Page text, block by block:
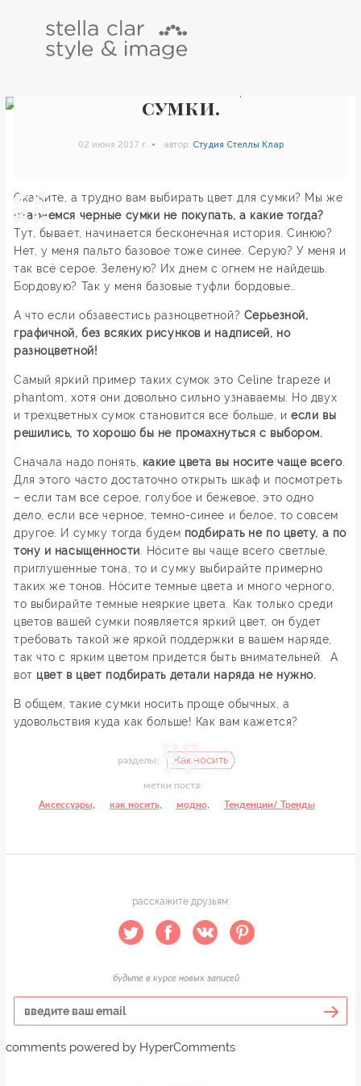
сумки.
02 июня 2017 г. автор: Студия Стеллы Клар
Скажите, а трудно вам выбирать цвет для сумки? Мы же
стараемся черные сумки не покупать, а какие тогда?
Тут, бывает, начинается бесконечная история. Синюю?
Нет, у меня пальто базовое тоже синее. Серую? У меня и
так всё серое. Зеленую? Их днем с огнем не найдешь.
Бордовую? Так у меня базовые туфли бордовые…
А что если обзавестись разноцветной? Серьезной,
графичной, без всяких рисунков и надписей, но
разноцветной!
Самый яркий пример таких сумок это Celine trapeze и
phantom, хотя они довольно сильно узнаваемы. Но двух
и трехцветных сумок становится все больше, иесли вы
решились, то хорошо бы не промахнуться с выбором.
Сначала надо понять, какие цвета вы носите чаще всего.
Для этого часто достаточно открыть шкаф и посмотреть
– если там все серое, голубое и бежевое, это одно
дело, если все черное, темно-синее и белое, то совсем
другое. И сумку тогда будем подбирать не по цвету, а по
тону и насыщенности . Нóсите вы чаще всего светлые,
приглушенные тона, то и сумку выбирайте примерно
таких же тонов. Нóсите темные цвета и много черного,
то выбирайте темные неяркие цвета. Как только среди
цветов вашей сумки появляется яркий цвет, он будет
требовать такой же яркой поддержки в вашем наряде,
так что с ярким цветом придется быть внимательней. А
вот цвет в цвет подбирать детали наряда не нужно.
В общем, такие сумки носить проще обычных, а
удовольствия куда как больше! Как вам кажется?
разделы: Как носить
метки поста:
Аксессуары, как носить, модно, Тенденции/ Тренды
расскажите друзьям:
будьте в курсе новых записей
comments powered by HyperComments